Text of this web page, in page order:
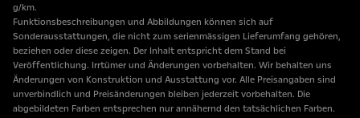
g/km.
Funktionsbeschreibungen und Abbildungen können sich auf
Sonderausstattungen, die nicht zum serienmässigen Lieferumfang gehören,
beziehen oder diese zeigen. Der Inhalt entspricht dem Stand bei
Veröffentlichung. Irrtümer und Änderungen vorbehalten. Wir behalten uns
Änderungen von Konstruktion und Ausstattung vor. Alle Preisangaben sind
unverbindlich und Preisänderungen bleiben jederzeit vorbehalten. Die
abgebildeten Farben entsprechen nur annähernd den tatsächlichen Farben.